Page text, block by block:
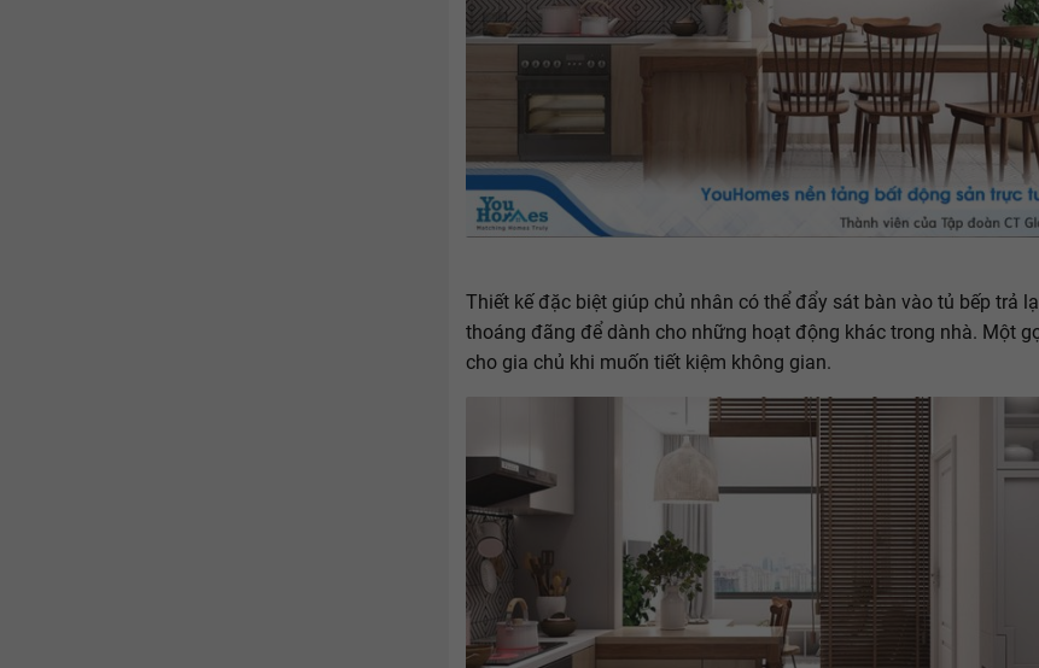
Thiết kế đặc biệt giúp chủ nhân có thể đẩy sát bàn vào tủ bếp trả
thoáng đãng để dành cho những hoạt động khác trong nhà. Một
cho gia chủ khi muốn tiết kiệm không gian.